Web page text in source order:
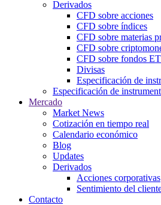
Derivados
CFD sobre acciones
CFD sobre índices
CFD sobre materias
CFD sobre
CFD sobre fondos
Divisas
Especificación de
Especificación de
Mercado
Market News
Cotización en tiempo real
Calendario económico
Blog
Updates
Derivados
Acciones corporativas
Sentimiento del
Contacto